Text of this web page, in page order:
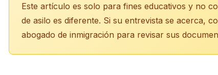
Este artículo es solo para fines educativos y no
de asilo es diferente. Si su entrevista se acerca,
abogado de inmigración para revisar sus